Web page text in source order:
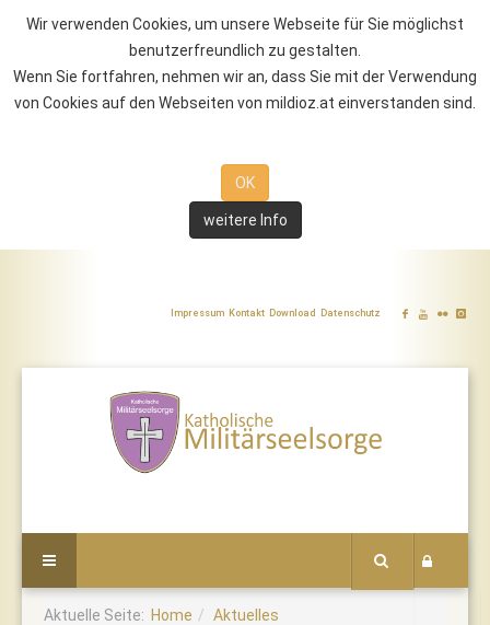
Wir verwenden Cookies, um unsere Webseite für Sie möglichst
benutzerfreundlich zu gestalten.
Wenn Sie fortfahren, nehmen wir an, dass Sie mit der Verwendung
von Cookies auf den Webseiten von mildioz.at einverstanden sind.
OK
weitere Info
Impressum Kontakt Download Datenschutz
Aktuelle Seite: Home
Aktuelles